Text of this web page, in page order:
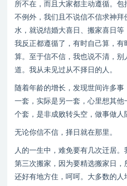
所不在，而且大家都主动遵循。
不例外，我们且不说信不信求神拜
水，就说结婚大喜日、搬家喜日等
我反正都遵循了，有时自己算，有
算。至于信不信，我也说不清，别
道。我从未见过从不择日的人。
随着年龄的增长，发现世间许多事
一套，实际是另一套，心里想其他
个套，是非成败转头空，做事做人
无论你信不信，择日就在那里。
人的一生中，难免要有几次迁居
第三次搬家，因为要精选搬家日，
还好有地方住，呵呵。大多数的人